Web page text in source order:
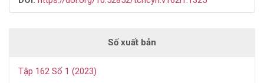
Số xuất bản
Tập 162 Số 1 (2023)